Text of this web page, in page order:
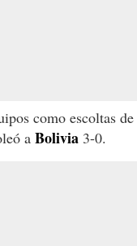
como escoltas de
a Bolivia 3-0.